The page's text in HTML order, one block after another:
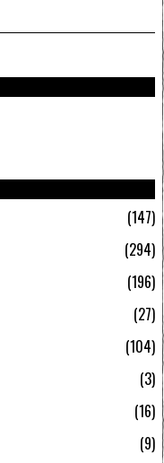
147
294
196
27
104
3
16
9